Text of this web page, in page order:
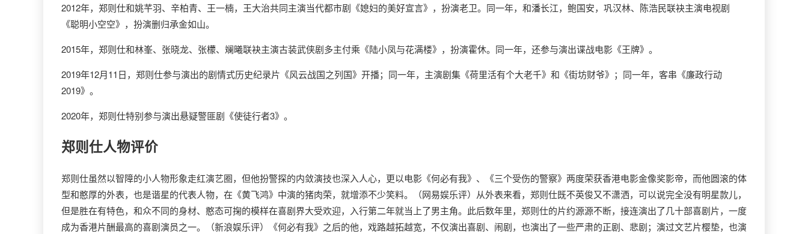
2012年，郑则仕和姚芊羽、辛柏青、王一楠，王大治共同主演当代都市剧《媳妇的美好宣言》，扮演老卫。同一年，和潘长江，鲍国安，巩汉林、陈浩民联袂主演电视剧
《聪明小空空》，扮演删归承金如山。
2015年，郑则仕和林峯、张晓龙、张檬、斓曦联袂主演古装武侠剧多主付乘《陆小凤与花满楼》，扮演霍休。同一年，还参与演出谍战电影《王牌》。
2019年12月11日，郑则仕参与演出的剧情式历史纪录片《风云战国之列国》开播；同一年，主演剧集《荷里活有个大老千》和《街坊财爷》；同一年，客串《廉政行动
2019》。
2020年，郑则仕特别参与演出悬疑警匪剧《使徒行者3》。
郑则仕人物评价
郑则仕虽然以智障的小人物形象走红演艺圈，但他扮警探的内敛演技也深入人心，更以电影《何必有我》、《三个受伤的警察》两度荣获香港电影金像奖影帝，而他圆滚的体
型和憨厚的外表，也是谐星的代表人物，在《黄飞鸿》中演的猪肉荣，就增添不少笑料。（网易娱乐评）从外表来看，郑则仕既不英俊又不潇洒，可以说完全没有明星款儿，
但是胜在有特色，和众不同的身材、憨态可掬的模样在喜剧界大受欢迎，入行第二年就当上了男主角。此后数年里，郑则仕的片约源源不断，接连演出了几十部喜剧片，一度
成为香港片酬最高的喜剧演员之一。（新浪娱乐评）《何必有我》之后的他，戏路越拓越宽，不仅演出喜剧、闹剧，也演出了一些严肃的正剧、悲剧；演过文艺片樱垫，也演